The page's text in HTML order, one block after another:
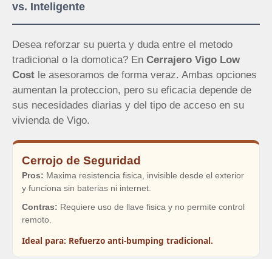
vs. Inteligente
Desea reforzar su puerta y duda entre el metodo
tradicional o la domotica? En Cerrajero Vigo Low
Cost le asesoramos de forma veraz. Ambas opciones
aumentan la proteccion, pero su eficacia depende de
sus necesidades diarias y del tipo de acceso en su
vivienda de Vigo.
Cerrojo de Seguridad
Pros: Maxima resistencia fisica, invisible desde el exterior
y funciona sin baterias ni internet.
Contras: Requiere uso de llave fisica y no permite control
remoto.
Ideal para: Refuerzo anti-bumping tradicional.